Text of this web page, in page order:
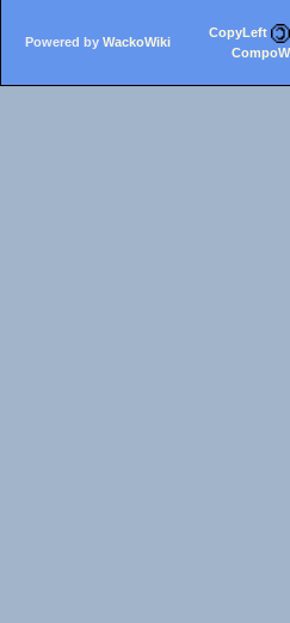
Powered by WackoWiki
CopyLeft